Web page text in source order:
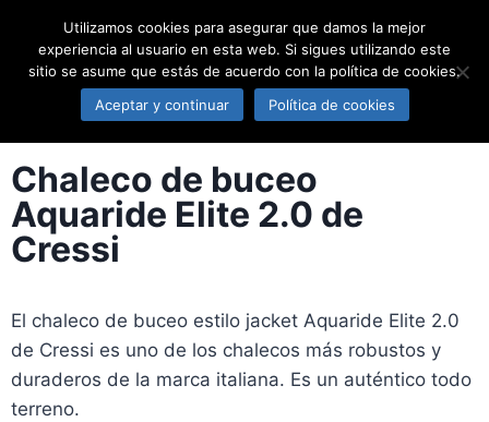
EL RINCÓN DEL BUCEO
CHALECOS
Chaleco de buceo
Aquaride Elite 2.0 de
Cressi
El chaleco de buceo estilo jacket Aquaride Elite 2.0
de Cressi es uno de los chalecos más robustos y
duraderos de la marca italiana. Es un auténtico todo
terreno.
Utilizamos cookies para asegurar que damos la mejor
experiencia al usuario en esta web. Si sigues utilizando este
sitio se asume que estás de acuerdo con la política de cookies.
Aceptar y continuar
Política de cookies